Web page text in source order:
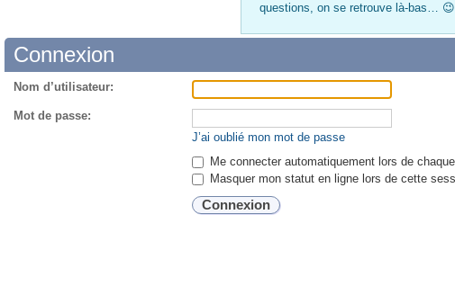
questions, on se retrouve là-bas… 😉
Connexion
Nom d’utilisateur:
Mot de passe:
J’ai oublié mon mot de passe
Me connecter automatiquement lors de
Masquer mon statut en ligne lors de cette